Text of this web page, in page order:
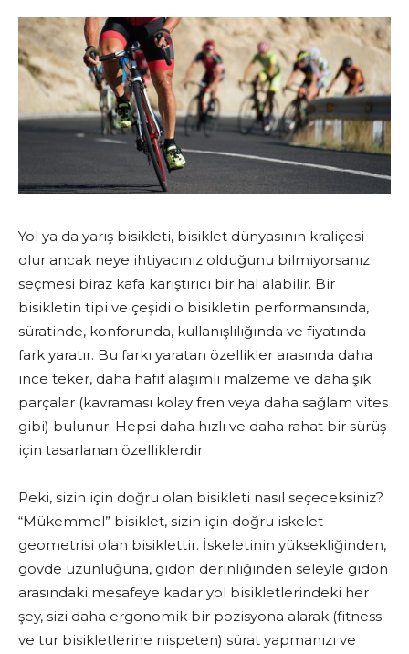
Yol ya da yarış bisikleti, bisiklet dünyasının kraliçesi
olur ancak neye ihtiyacınız olduğunu bilmiyorsanız
seçmesi biraz kafa karıştırıcı bir hal alabilir. Bir
bisikletin tipi ve çeşidi o bisikletin performansında,
süratinde, konforunda, kullanışlılığında ve fiyatında
fark yaratır. Bu farkı yaratan özellikler arasında daha
ince teker, daha hafif alaşımlı malzeme ve daha şık
parçalar (kavraması kolay fren veya daha sağlam vites
gibi) bulunur. Hepsi daha hızlı ve daha rahat bir sürüş
için tasarlanan özelliklerdir.
Peki, sizin için doğru olan bisikleti nasıl seçeceksiniz?
“Mükemmel” bisiklet, sizin için doğru iskelet
geometrisi olan bisiklettir. İskeletinin yüksekliğinden,
gövde uzunluğuna, gidon derinliğinden seleyle gidon
arasındaki mesafeye kadar yol bisikletlerindeki her
şey, sizi daha ergonomik bir pozisyona alarak (fitness
ve tur bisikletlerine nispeten) sürat yapmanızı ve